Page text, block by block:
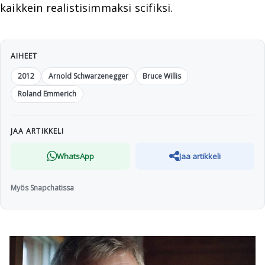
kaikkein realistisimmaksi scifiksi.
AIHEET
2012
Arnold Schwarzenegger
Bruce Willis
Roland Emmerich
JAA ARTIKKELI
WhatsApp Jaa artikkeli
Myös Snapchatissa